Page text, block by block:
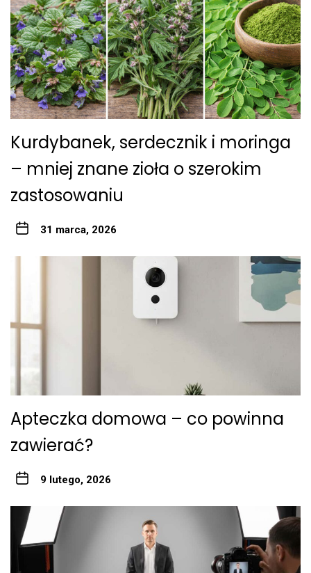
Kurdybanek, serdecznik i moringa
– mniej znane zioła o szerokim
zastosowaniu
31 marca, 2026
Apteczka domowa – co powinna
zawierać?
9 lutego, 2026